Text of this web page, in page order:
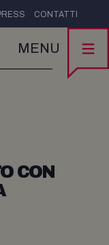
CONTATTI
MENU
CON